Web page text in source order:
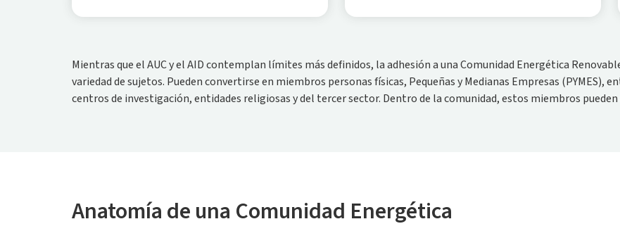
Mientras que el AUC y el AID contemplan límites más definidos, la adhesión a una Comunidad Energética
variedad de sujetos. Pueden convertirse en miembros personas físicas, Pequeñas y Medianas Empresas
centros de investigación, entidades religiosas y del tercer sector. Dentro de la comunidad, estos miembros
Anatomía de una Comunidad Energética